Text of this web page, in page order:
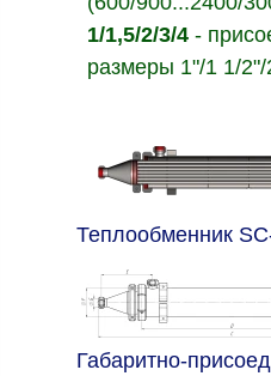
1/1,5/2/3/4 -
размеры 1"/1 1/2"/
Теплообменник
Габаритно-